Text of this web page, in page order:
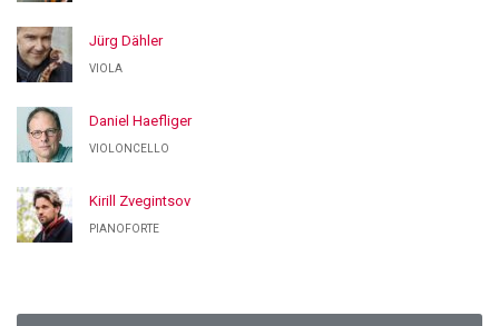
Jürg Dähler
VIOLA
Daniel Haefliger
VIOLONCELLO
Kirill Zvegintsov
PIANOFORTE